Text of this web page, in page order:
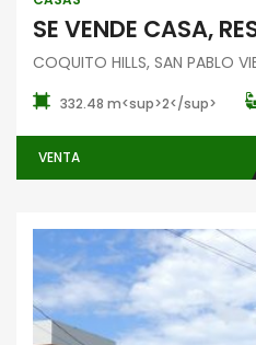
COQUITO HILLS, SAN PABLO
332.48 m<sup>2</sup>
VENTA